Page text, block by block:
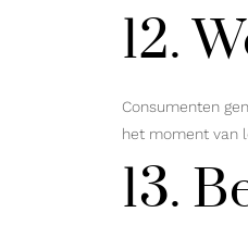
12.
Consumenten
het moment van
13.